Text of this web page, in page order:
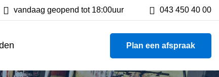
800 m² showroom
vandaag geopend tot 18:00uur 043 450 40 00
Plan een afspraak